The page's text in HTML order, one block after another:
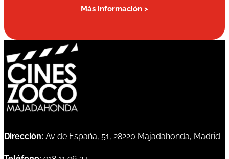
Más información >
Dirección: Av de España, 51, 28220 Majadahonda, Madrid